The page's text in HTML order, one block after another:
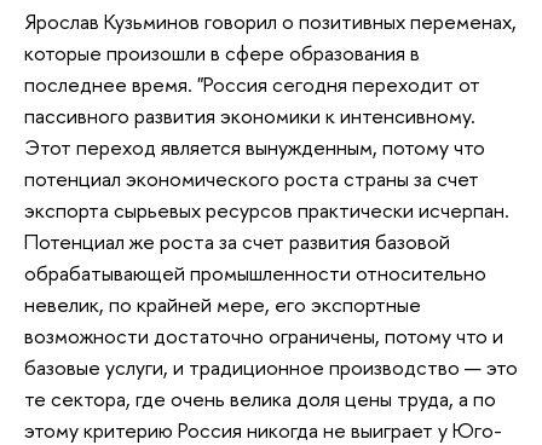
Ярослав Кузьминов говорил о позитивных переменах,
которые произошли в сфере образования в
последнее время. "Россия сегодня переходит от
пассивного развития экономики к интенсивному.
Этот переход является вынужденным, потому что
потенциал экономического роста страны за счет
экспорта сырьевых ресурсов практически исчерпан.
Потенциал же роста за счет развития базовой
обрабатывающей промышленности относительно
невелик, по крайней мере, его экспортные
возможности достаточно ограничены, потому что и
базовые услуги, и традиционное производство — это
те сектора, где очень велика доля цены труда, а по
этому критерию Россия никогда не выиграет у Юго-